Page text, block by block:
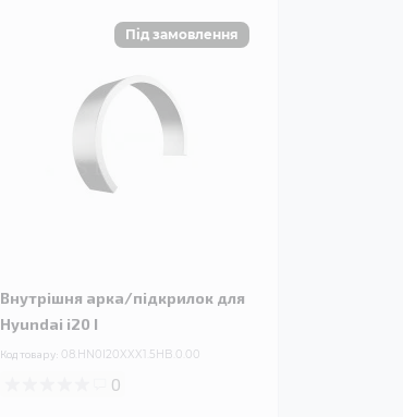
Внутрішня арка/підкрилок для
Hyundai i20 I
Код товару: 08.HN0I20XXX1.5HB.0.00
0